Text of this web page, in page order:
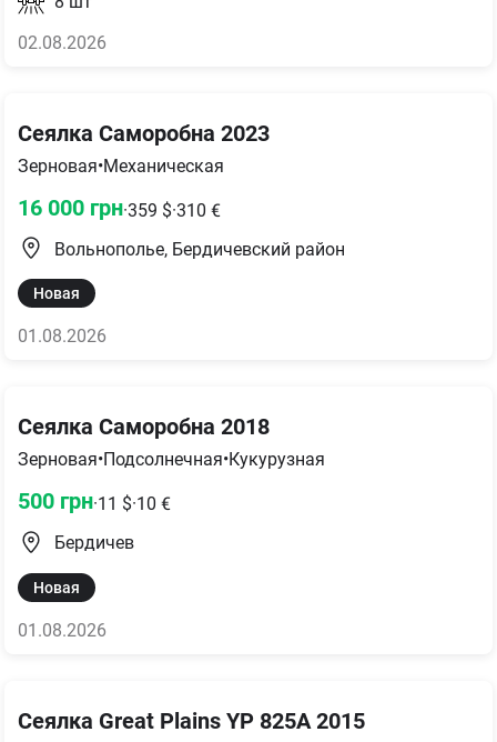
02.08.2026
Сеялка Саморобна 2023
Зерновая•Механическая
16 000 грн·359 $·310 €
Вольнополье, Бердичевский район
Новая
01.08.2026
Сеялка Саморобна 2018
Зерновая•Подсолнечная•Кукурузная
500 грн·11 $·10 €
Бердичев
Новая
01.08.2026
Сеялка Great Plains YP 825A 2015